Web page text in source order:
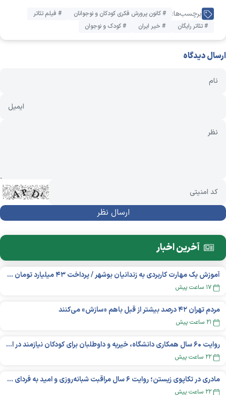
برچسب‌ها: # کانون پرورش فکری کودکان و نوجوانان
# فیلم تئاتر
# تئاتر رایگان
# خیر ایران # کودک و نوجوان
ارسال دیدگاه
آخرین اخبار
آموزش یک مهارت کاربردی به زندانیان بوشهر / پرداخت ۴۳ میلیارد تومان تسهیلات خوداشتغالی
۱۷ ساعت پیش
مردم تهران ۴۲ درصد بیشتر از قبل باهم «سازش» می‌کنند
۲۱ ساعت پیش
روایت ۶۰ سال همکاری دانشگاه، خیریه و داوطلبان برای کودکان نیازمند در استرالیا
۲۲ ساعت پیش
مادری در تکاپوی زیستن؛ روایت ۶ سال مراقبت شبانه‌روزی و امید به فردای «نورا»
۲۲ ساعت پیش